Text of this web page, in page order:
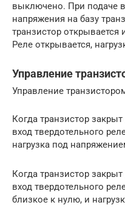
выключено. При подаче
напряжения на базу
транзистор открывается
Реле открывается,
Управление
Управление
Когда транзистор
вход твердотельного
нагрузка под
Когда транзистор
вход твердотельного
близкое к нулю, и